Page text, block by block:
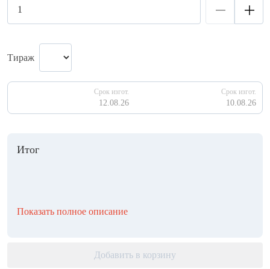
Тираж
Срок изгот.
12.08.26
Срок изгот.
10.08.26
Итог
Показать полное описание
Добавить в корзину